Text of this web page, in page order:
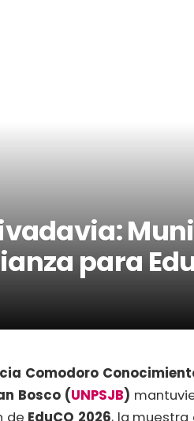
para
Comodoro
Bosco (UNPSJB)